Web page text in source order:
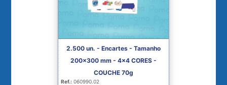
2.500 un. - Encartes - Tamanho
200x300 mm - 4x4 CORES -
COUCHE 70g
Ref.: 060990.02